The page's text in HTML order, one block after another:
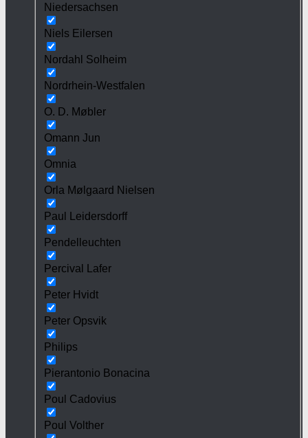
Niedersachsen
Niels Eilersen
Nordahl Solheim
Nordrhein-Westfalen
O. D. Møbler
Omann Jun
Omnia
Orla Mølgaard Nielsen
Paul Leidersdorff
Pendelleuchten
Percival Lafer
Peter Hvidt
Peter Opsvik
Philips
Pierantonio Bonacina
Poul Cadovius
Poul Volther